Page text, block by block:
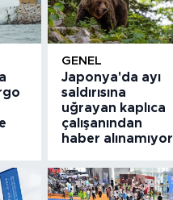
GENEL
Japonya'da ayı
saldırısına
uğrayan kaplıca
çalışanından
haber alınamıyor